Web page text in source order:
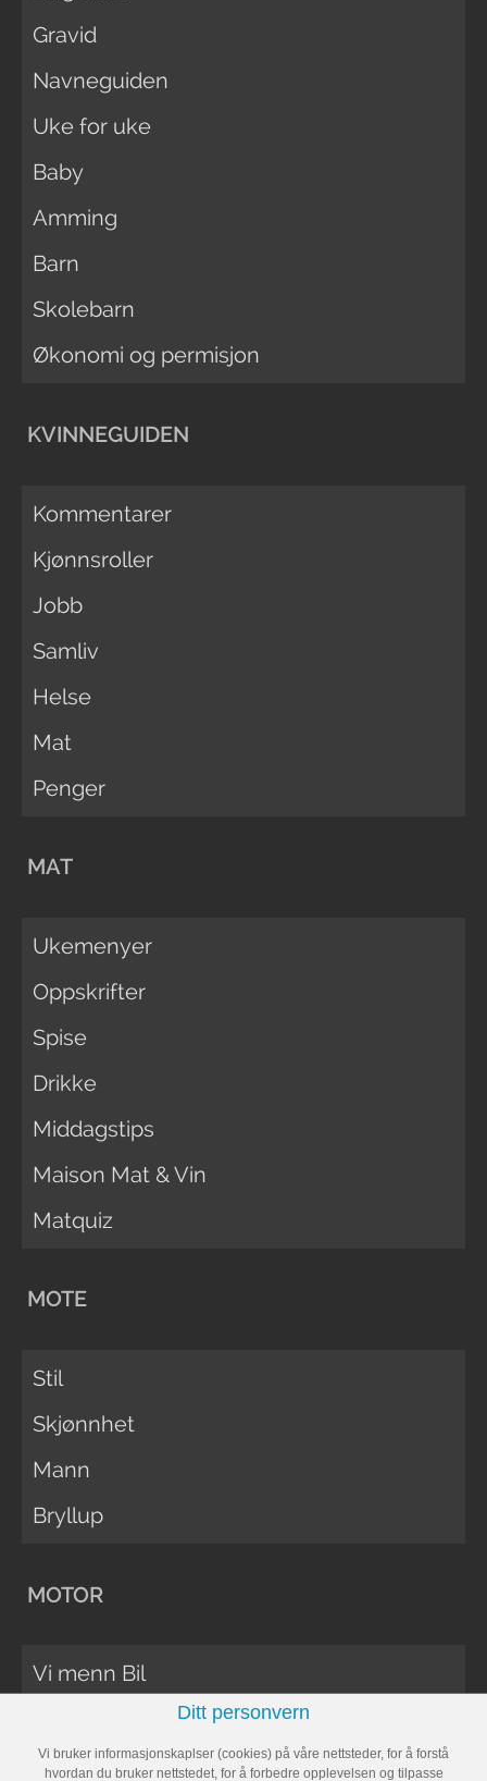
Gravid
Navneguiden
Uke for uke
Baby
Amming
Barn
Skolebarn
Økonomi og permisjon
KVINNEGUIDEN
Kommentarer
Kjønnsroller
Jobb
Samliv
Helse
Mat
Penger
MAT
Ukemenyer
Oppskrifter
Spise
Drikke
Middagstips
Maison Mat & Vin
Matquiz
MOTE
Stil
Skjønnhet
Mann
Bryllup
MOTOR
Vi menn Bil
Vi Menn Båt
Ditt personvern
Vi bruker informasjonskaplser (cookies) på våre nettsteder, for å forstå
hvordan du bruker nettstedet, for å forbedre opplevelsen og tilpasse